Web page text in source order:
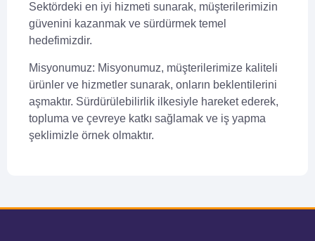
Sektördeki en iyi hizmeti sunarak, müşterilerimizin
güvenini kazanmak ve sürdürmek temel
hedefimizdir.
Misyonumuz: Misyonumuz, müşterilerimize kaliteli
ürünler ve hizmetler sunarak, onların beklentilerini
aşmaktır. Sürdürülebilirlik ilkesiyle hareket ederek,
topluma ve çevreye katkı sağlamak ve iş yapma
şeklimizle örnek olmaktır.